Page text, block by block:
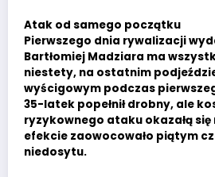
Atak od samego początku
Pierwszego dnia rywalizacji
Bartłomiej Madziara ma
niestety, na ostatnim
wyścigowym podczas
35-latek popełnił drobny, ale
ryzykownego ataku okazałą
efekcie zaowocowało piątym
niedosytu.